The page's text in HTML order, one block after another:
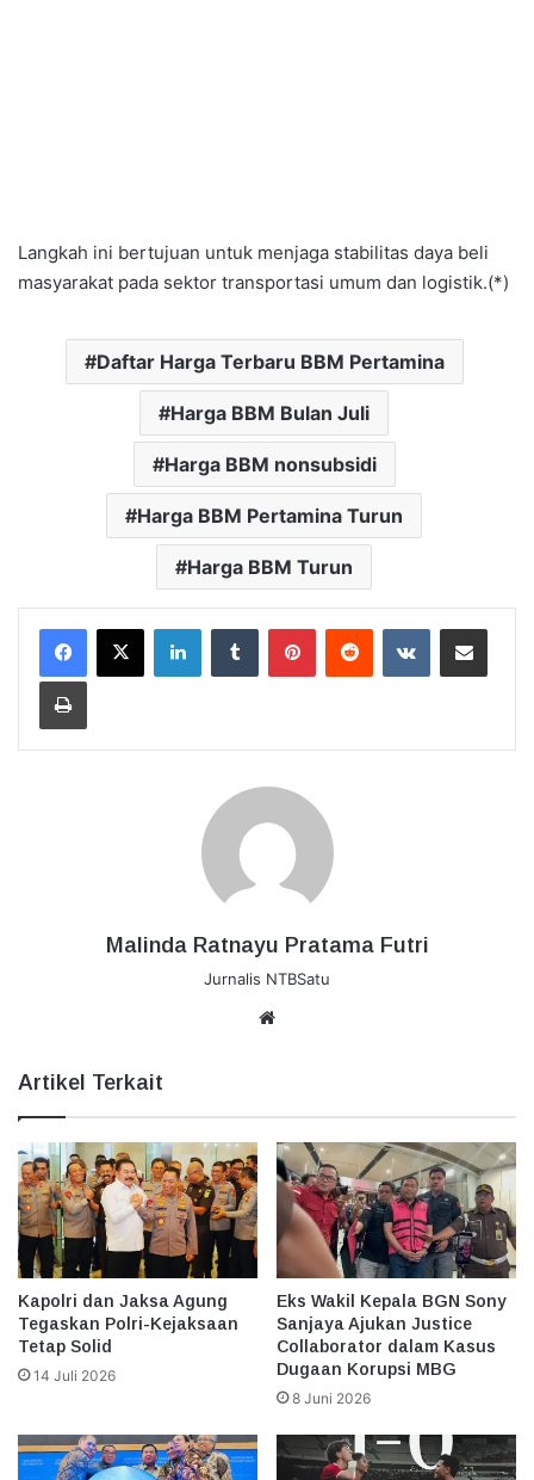
Langkah ini bertujuan untuk menjaga stabilitas daya beli
masyarakat pada sektor transportasi umum dan logistik.(*)
Daftar Harga Terbaru BBM Pertamina
Harga BBM Bulan Juli
Harga BBM nonsubsidi
Harga BBM Pertamina Turun
Harga BBM Turun
LinkedInTumblr PinterestReddit VKontakteBagikan Lewat Email
Cetak
Malinda Ratnayu Pratama Futri
Jurnalis NTBSatu
Artikel Terkait
Kapolri dan Jaksa Agung
Tegaskan Polri-Kejaksaan
Tetap Solid
14 Juli 2026
Eks Wakil Kepala BGN Sony
Sanjaya Ajukan Justice
Collaborator dalam Kasus
Dugaan Korupsi MBG
8 Juni 2026